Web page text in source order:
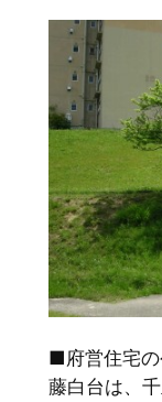
■府営住宅の
藤白台は、